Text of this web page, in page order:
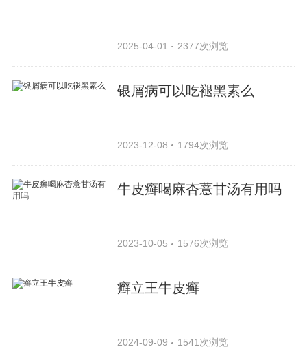
2025-04-01 2377次浏览
银屑病可以吃褪黑素么
2023-12-08 1794次浏览
牛皮癣喝麻杏薏甘汤有用吗
2023-10-05 1576次浏览
癣立王牛皮癣
2024-09-09 1541次浏览